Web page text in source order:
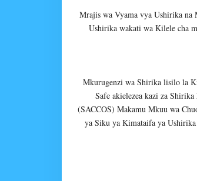
Mrajis wa Vyama vya Ushirika na
Ushirika wakati wa Kilele cha
Mkurugenzi wa Shirika lisilo la
Safe akielezea kazi za
(SACCOS) Makamu Mkuu wa
ya Siku ya Kimataifa ya